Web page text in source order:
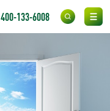
400-133-6008
镀膜抗菌玻璃检测